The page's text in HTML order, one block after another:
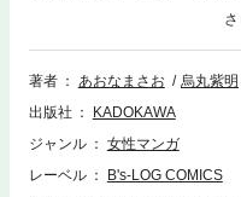
アは前世で趣味だったパン作り
い異世界の人々においしさを広
まで虜に!?描き下ろしショート
著者
あおなまさお 烏丸紫明
出版社
KADOKAWA
ジャンル
女性マンガ
レーベル
B's-LOG COMICS